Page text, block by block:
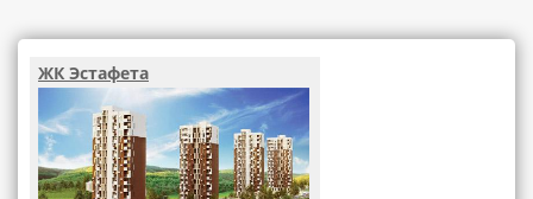
КАРТА НОВОСТРОЕК
ВСЕ КОТТЕДЖНЫЕ ПОСЕЛКИ
ЖК Эстафета